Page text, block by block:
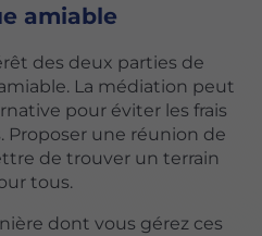
amiable
des deux parties de
La médiation peut
pour éviter les frais
Proposer une réunion de
de trouver un terrain
tous.
dont vous gérez ces